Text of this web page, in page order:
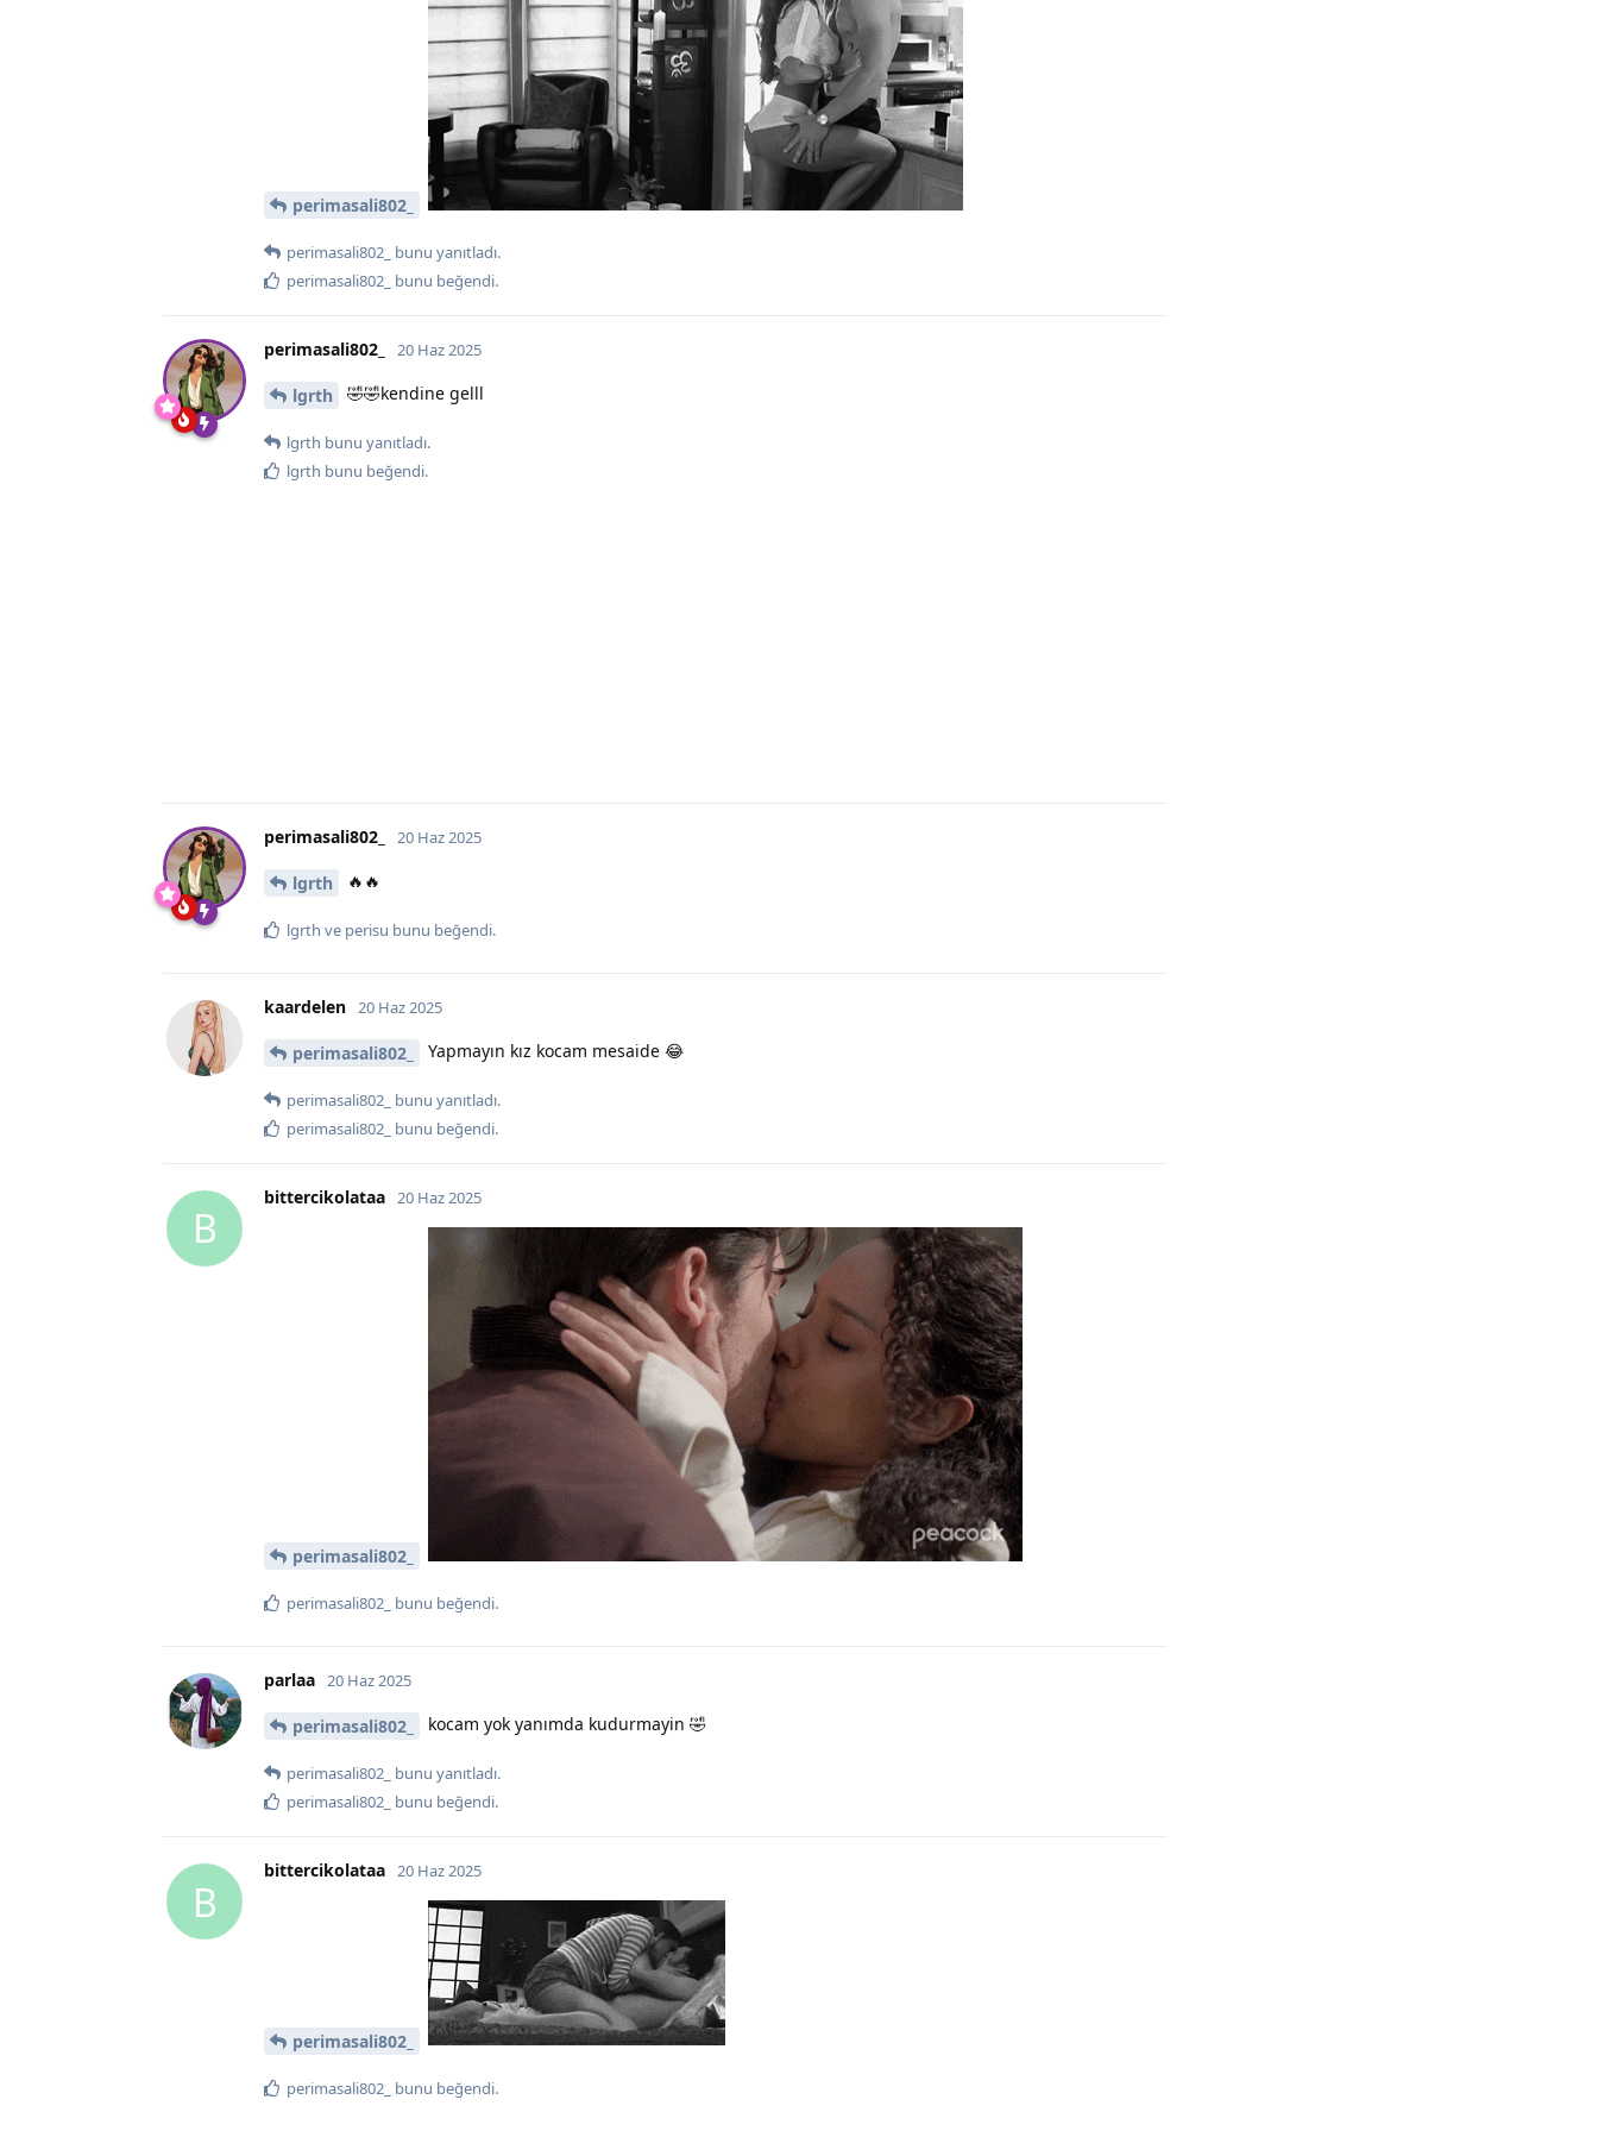
perimasali802_
perimasali802_ bunu yanıtladı.
perimasali802_ bunu beğendi.
perimasali802_ 20 Haz 2025
lgrth 🤣🤣kendine gelll
lgrth bunu yanıtladı.
lgrth bunu beğendi.
perimasali802_ 20 Haz 2025
lgrth 🔥🔥
lgrth ve perisu bunu beğendi.
kaardelen 20 Haz 2025
perimasali802_ Yapmayın kız kocam mesaide 😂
perimasali802_ bunu yanıtladı.
perimasali802_ bunu beğendi.
B
bittercikolataa 20 Haz 2025
perimasali802_
perimasali802_ bunu beğendi.
parlaa 20 Haz 2025
perimasali802_ kocam yok yanımda kudurmayin 🤣
perimasali802_ bunu yanıtladı.
perimasali802_ bunu beğendi.
B
bittercikolataa 20 Haz 2025
perimasali802_
perimasali802_ bunu beğendi.